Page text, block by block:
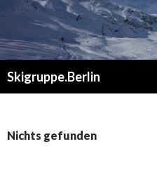
Skigruppe.Berlin
Nichts gefunden